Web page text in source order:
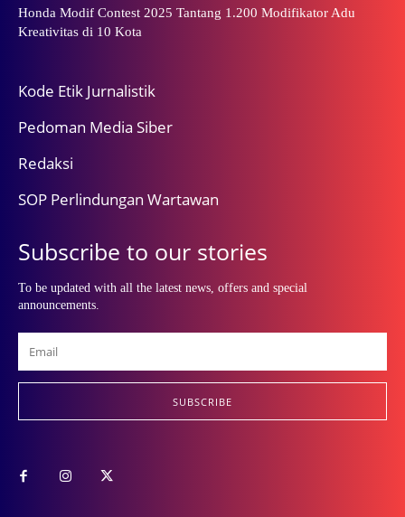
Honda Modif Contest 2025 Tantang 1.200 Modifikator Adu
Kreativitas di 10 Kota
Kode Etik Jurnalistik
Pedoman Media Siber
Redaksi
SOP Perlindungan Wartawan
Subscribe to our stories
To be updated with all the latest news, offers and special
announcements.
SUBSCRIBE